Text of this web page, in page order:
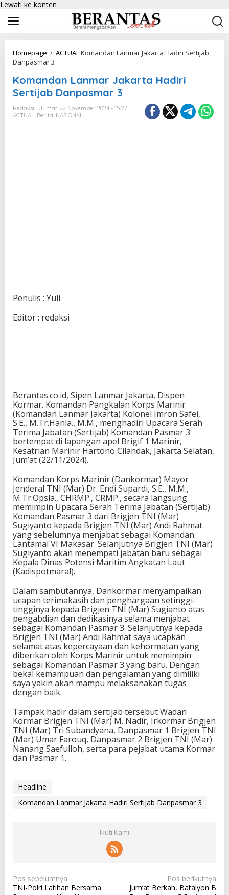
Lewati ke konten
Homepage / ACTUALKomandan Lanmar Jakarta Hadiri Sertijab
Danpasmar 3
Komandan Lanmar Jakarta Hadiri
Sertijab Danpasmar 3
Redaksi
Jumat, 22 November 2024 - 15:27
ACTUAL, Berita, NASIONAL
Penulis : Yuli
Editor : redaksi
Berantas.co.id, Sipen Lanmar Jakarta, Dispen
Kormar. Komandan Pangkalan Korps Marinir
(Komandan Lanmar Jakarta) Kolonel Imron Safei,
S.E., M.Tr.Hanla., M.M., menghadiri Upacara Serah
Terima Jabatan (Sertijab) Komandan Pasmar 3
bertempat di lapangan apel Brigif 1 Marinir,
Kesatrian Marinir Hartono Cilandak, Jakarta Selatan,
Jum’at (22/11/2024).
Komandan Korps Marinir (Dankormar) Mayor
Jenderal TNI (Mar) Dr. Endi Supardi, S.E., M.M.,
M.Tr.Opsla., CHRMP., CRMP., secara langsung
memimpin Upacara Serah Terima Jabatan (Sertijab)
Komandan Pasmar 3 dari Brigjen TNI (Mar)
Sugiyanto kepada Brigjen TNI (Mar) Andi Rahmat
yang sebelumnya menjabat sebagai Komandan
Lantamal VI Makasar. Selanjutnya Brigjen TNI (Mar)
Sugiyanto akan menempati jabatan baru sebagai
Kepala Dinas Potensi Maritim Angkatan Laut
(Kadispotmaral).
Dalam sambutannya, Dankormar menyampaikan
ucapan terimakasih dan penghargaan setinggi-
tingginya kepada Brigjen TNI (Mar) Sugianto atas
pengabdian dan dedikasinya selama menjabat
sebagai Komandan Pasmar 3. Selanjutnya kepada
Brigjen TNI (Mar) Andi Rahmat saya ucapkan
selamat atas kepercayaan dan kehormatan yang
diberikan oleh Korps Marinir untuk memimpin
sebagai Komandan Pasmar 3 yang baru. Dengan
bekal kemampuan dan pengalaman yang dimiliki
saya yakin akan mampu melaksanakan tugas
dengan baik.
Tampak hadir dalam sertijab tersebut Wadan
Kormar Brigjen TNI (Mar) M. Nadir, Irkormar Brigjen
TNI (Mar) Tri Subandyana, Danpasmar 1 Brigjen TNI
(Mar) Umar Farouq, Danpasmar 2 Brigjen TNI (Mar)
Nanang Saefulloh, serta para pejabat utama Kormar
dan Pasmar 1.
Headline
Komandan Lanmar Jakarta Hadiri Sertijab Danpasmar 3
Ikuti Kami
N
Pos sebelumnya
TNI-Polri Latihan Bersama
Pos berikutnya
Jum’at Berkah, Batalyon B